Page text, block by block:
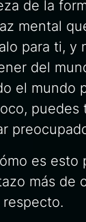
de la
mental
para ti, y
del
el mundo
puedes
es esto
más de